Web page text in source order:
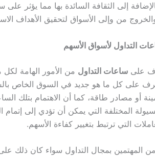
إلى الثقافة السائدة بها مما يؤثر
من وإلى الأسواق لتحقيق الأهداف
التداول لأسواق الأسهم
على ساعات التداول من الأمور الهامة
على كل ما هو جديد في السوق الخاص
أو مصادر طاقة، كما أن الاهتمام بتلك
المختلفة التي يمكن أن تؤدي إلى
التي ترتبط بتغيير كفاءة الأسهم.
المهتمين بمجال التداول سواء كان ذلك